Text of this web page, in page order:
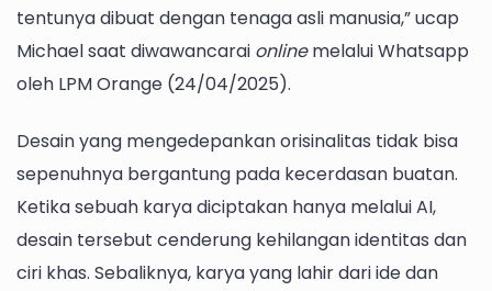
tentunya dibuat dengan tenaga asli manusia,” ucap
Michael saat diwawancarai onlinemelalui Whatsapp
oleh LPM Orange (24/04/2025).
Desain yang mengedepankan orisinalitas tidak bisa
sepenuhnya bergantung pada kecerdasan buatan.
Ketika sebuah karya diciptakan hanya melalui AI,
desain tersebut cenderung kehilangan identitas dan
ciri khas. Sebaliknya, karya yang lahir dari ide dan